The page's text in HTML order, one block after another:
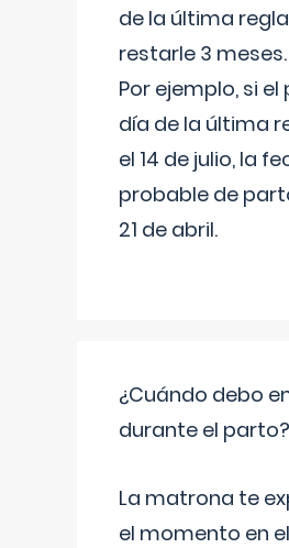
de la última
restarle 3 meses.
Por ejemplo, si
día de la última
el 14 de julio, la
probable de
21 de abril.
¿Cuándo debo
durante el parto?
La matrona te
el momento en